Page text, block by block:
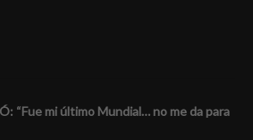
“Fue mi último Mundial… no me da para